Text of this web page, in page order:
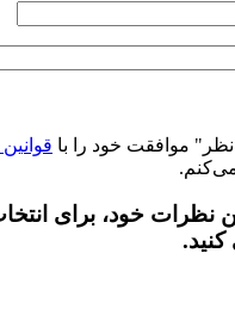
موافقت خود را با
نظرات خود، برای